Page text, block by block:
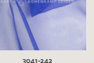
3041-242